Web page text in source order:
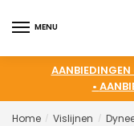
MENU
AANBIEDINGEN
•
Home / Vislijnen /